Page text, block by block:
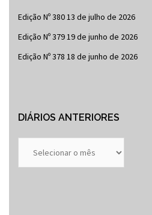
Edição Nº 38013 de julho de 2026
Edição Nº 37919 de junho de 2026
Edição Nº 378 18 de junho de 2026
DIÁRIOS ANTERIORES
Anteriores